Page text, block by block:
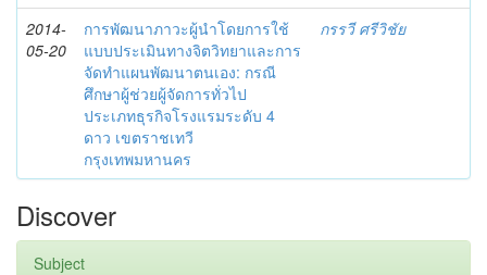
2014-
05-20
การพัฒนาภาวะผู้นำโดยการใช้
แบบประเมินทางจิตวิทยาและการ
จัดทำแผนพัฒนาตนเอง: กรณี
ศึกษาผู้ช่วยผู้จัดการทั่วไป
ประเภทธุรกิจโรงแรมระดับ 4
ดาว เขตราชเทวี
กรุงเทพมหานคร
กรรวี ศรีวิชัย
Discover
Subject